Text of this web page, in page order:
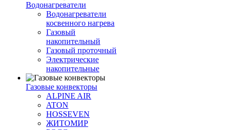
Водонагреватели
Водонагреватели
косвенного нагрева
Газовый
накопительный
Газовый проточный
Электрические
накопительные
Газовые конвекторы
ALPINE AIR
ATON
HOSSEVEN
ЖИТОМИР